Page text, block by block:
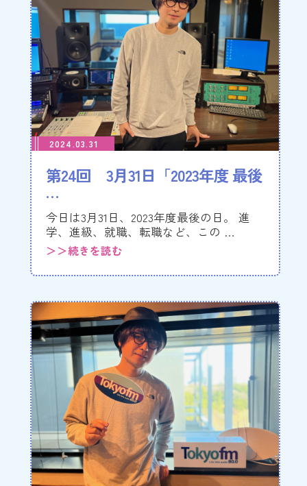
2024.03.31
第24回 3月31日「2023年度 最後
…
今日は3月31日、2023年度最後の日。 進
学、進級、就職、転職など、この …
＞＞続きを読む